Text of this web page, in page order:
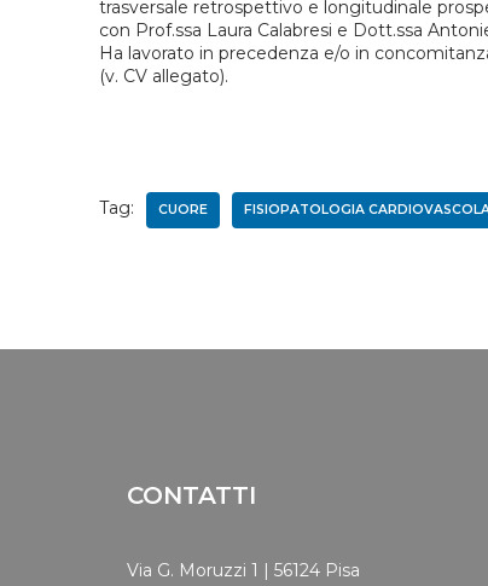
trasversale retrospettivo e longitudinale
con Prof.ssa Laura Calabresi e Dott.ssa
Ha lavorato in precedenza e/o in
(v. CV allegato).
Tag: CUORE FISIOPATOLOGIA
CONTATTI
Via G. Moruzzi 1 | 56124 Pisa